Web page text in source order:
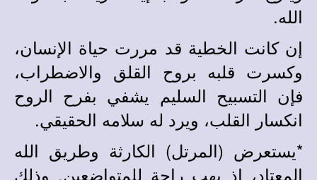
الله.
إن كانت الخطية قد مررت حياة الإنسان،
وكسرت قلبه بروح القلق والاضطراب،
فإن التسبيح السليم يشفي بفرح الروح
انكسار القلب، ويرد له سلامه الحقيقي.
*يستعرض (المرتل) الكارثة وطريق الله
المعتاد، إذ يهب راحة للمتواضعين. وذلك